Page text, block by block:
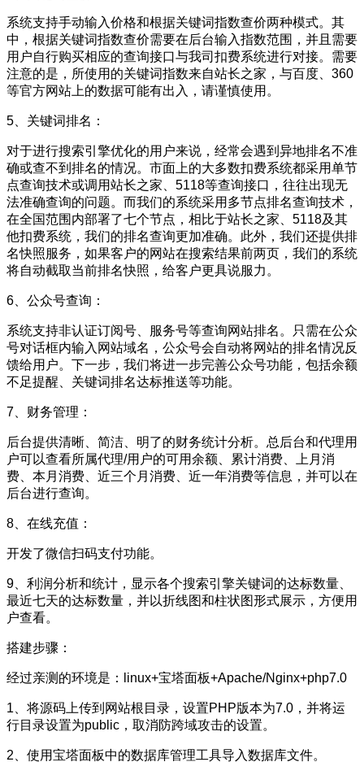
系统支持手动输入价格和根据关键词指数查价两种模式。其
中，根据关键词指数查价需要在后台输入指数范围，并且需要
用户自行购买相应的查询接口与我司扣费系统进行对接。需要
注意的是，所使用的关键词指数来自站长之家，与百度、360
等官方网站上的数据可能有出入，请谨慎使用。
5、关键词排名：
对于进行搜索引擎优化的用户来说，经常会遇到异地排名不准
确或查不到排名的情况。市面上的大多数扣费系统都采用单节
点查询技术或调用站长之家、5118等查询接口，往往出现无
法准确查询的问题。而我们的系统采用多节点排名查询技术，
在全国范围内部署了七个节点，相比于站长之家、5118及其
他扣费系统，我们的排名查询更加准确。此外，我们还提供排
名快照服务，如果客户的网站在搜索结果前两页，我们的系统
将自动截取当前排名快照，给客户更具说服力。
6、公众号查询：
系统支持非认证订阅号、服务号等查询网站排名。只需在公众
号对话框内输入网站域名，公众号会自动将网站的排名情况反
馈给用户。下一步，我们将进一步完善公众号功能，包括余额
不足提醒、关键词排名达标推送等功能。
7、财务管理：
后台提供清晰、简洁、明了的财务统计分析。总后台和代理用
户可以查看所属代理/用户的可用余额、累计消费、上月消
费、本月消费、近三个月消费、近一年消费等信息，并可以在
后台进行查询。
8、在线充值：
开发了微信扫码支付功能。
9、利润分析和统计，显示各个搜索引擎关键词的达标数量、
最近七天的达标数量，并以折线图和柱状图形式展示，方便用
户查看。
搭建步骤：
经过亲测的环境是：linux+宝塔面板+Apache/Nginx+php7.0
1、将源码上传到网站根目录，设置PHP版本为7.0，并将运
行目录设置为public，取消防跨域攻击的设置。
2、使用宝塔面板中的数据库管理工具导入数据库文件。